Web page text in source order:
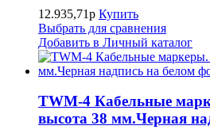
12.935,71р Купить
Выбрать для сравнения
Добавить в Личный каталог
TWM-4 Кабельные
высота 38 мм.Черная